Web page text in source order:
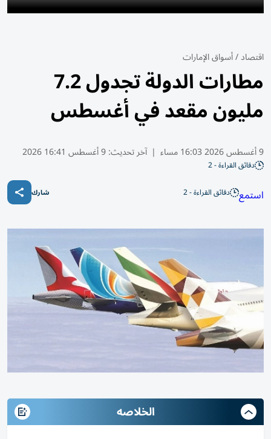
اقتصاد/أسواق الإمارات
مطارات الدولة تجدول 7.2
مليون مقعد في أغسطس
9 أغسطس 2026 16:03 مساء | آخر تحديث:9 أغسطس 16:41 2026
دقائق القراءة - 2
استمع دقائق القراءة - 2 شارك
الخلاصه